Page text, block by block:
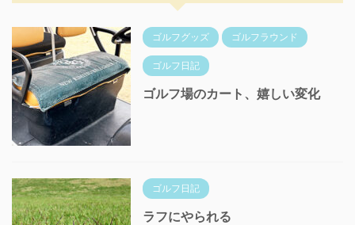
ゴルフグッズ ゴルフラウンド
ゴルフ日記
ゴルフ場のカート、嬉しい変化
ゴルフ日記
ラフにやられる